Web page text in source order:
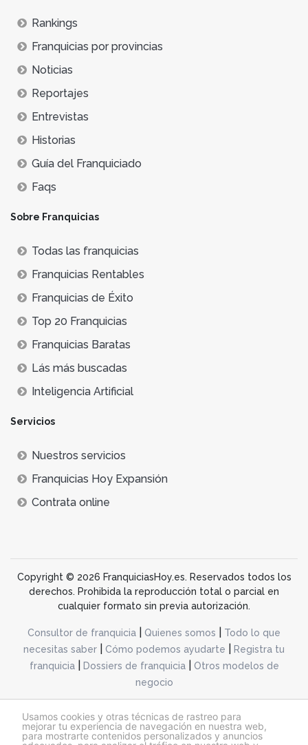
Usamos cookies y otras técnicas de rastreo para
mejorar tu experiencia de navegación en nuestra web,
para mostrarte contenidos personalizados y anuncios
Rankings
Franquicias por provincias
Noticias
Reportajes
Entrevistas
Historias
Guía del Franquiciado
Faqs
Sobre Franquicias
Todas las franquicias
Franquicias Rentables
Franquicias de Éxito
Top 20 Franquicias
Franquicias Baratas
Lás más buscadas
Inteligencia Artificial
Servicios
Nuestros servicios
Franquicias Hoy Expansión
Contrata online
Copyright © 2026 FranquiciasHoy.es. Reservados todos los
derechos. Prohibida la reproducción total o parcial en
cualquier formato sin previa autorización.
Consultor de franquicia Quienes somos
Todo lo que
necesitas saber
Cómo podemos ayudarte
Registra tu
franquicia| Dossiers de franquicia|
Otros modelos de
negocio